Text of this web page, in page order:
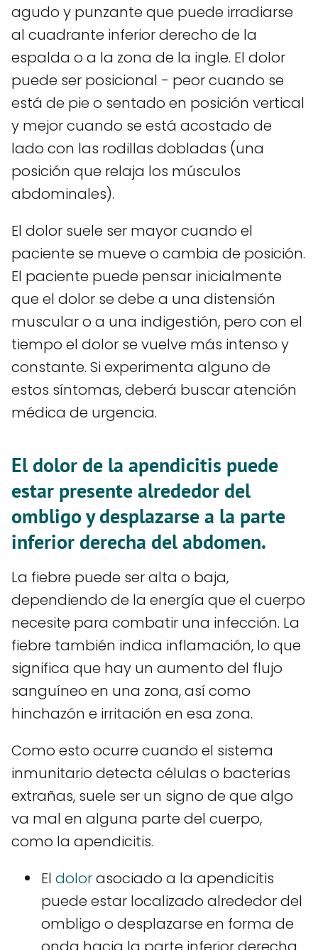
agudo y punzante que puede irradiarse
al cuadrante inferior derecho de la
espalda o a la zona de la ingle. El dolor
puede ser posicional - peor cuando se
está de pie o sentado en posición vertical
y mejor cuando se está acostado de
lado con las rodillas dobladas (una
posición que relaja los músculos
abdominales).
El dolor suele ser mayor cuando el
paciente se mueve o cambia de posición.
El paciente puede pensar inicialmente
que el dolor se debe a una distensión
muscular o a una indigestión, pero con el
tiempo el dolor se vuelve más intenso y
constante. Si experimenta alguno de
estos síntomas, deberá buscar atención
médica de urgencia.
El dolor de la apendicitis puede
estar presente alrededor del
ombligo y desplazarse a la parte
inferior derecha del abdomen.
La fiebre puede ser alta o baja,
dependiendo de la energía que el cuerpo
necesite para combatir una infección. La
fiebre también indica inflamación, lo que
significa que hay un aumento del flujo
sanguíneo en una zona, así como
hinchazón e irritación en esa zona.
Como esto ocurre cuando el sistema
inmunitario detecta células o bacterias
extrañas, suele ser un signo de que algo
va mal en alguna parte del cuerpo,
como la apendicitis.
El dolorasociado a la apendicitis
puede estar localizado alrededor del
ombligo o desplazarse en forma de